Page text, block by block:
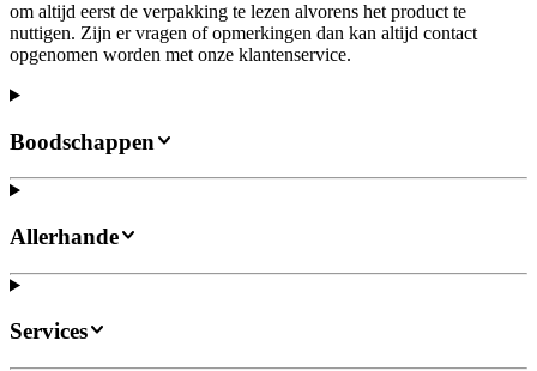
om altijd eerst de verpakking te lezen alvorens het product te
nuttigen. Zijn er vragen of opmerkingen dan kan altijd contact
opgenomen worden met onze klantenservice.
Boodschappen
Allerhande
Services